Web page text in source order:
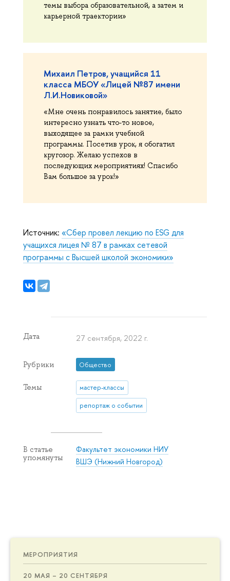
МЕРОПРИЯТИЯ
20 МАЯ – 20 СЕНТЯБРЯ
темы выбора образовательной, а затем и
карьерной траектории»
Михаил Петров, учащийся 11
класса МБОУ «Лицей №87 имени
Л.И.Новиковой»
«Мне очень понравилось занятие, было
интересно узнать что-то новое,
выходящее за рамки учебной
программы. Посетив урок, я обогатил
кругозор. Желаю успехов в
последующих мероприятиях! Спасибо
Вам большое за урок!»
Источник: «Сбер провел лекцию по ESG для
учащихся лицея № 87 в рамках сетевой
программы с Высшей школой экономики»
Дата 27 сентября, 2022 г.
Рубрики Общество
Темы мастер-классы
репортаж о событии
В статье
упомянуты
Факультет экономики НИУ
ВШЭ (Нижний Новгород)